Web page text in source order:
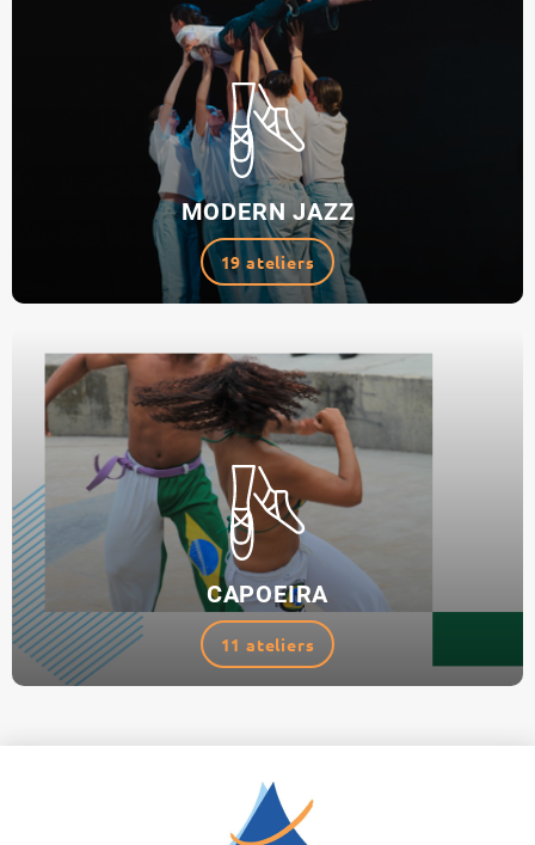
MODERN JAZZ
19 ateliers
CAPOEIRA
11 ateliers